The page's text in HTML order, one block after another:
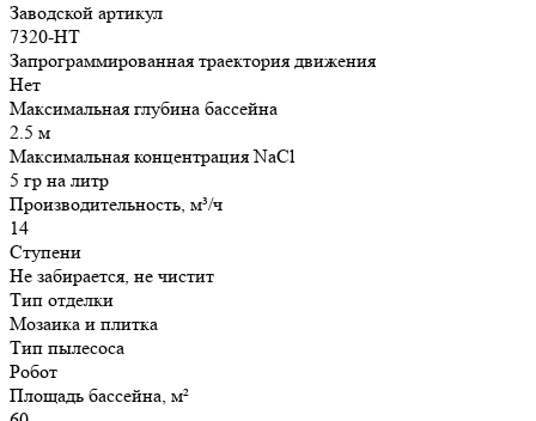
Заводской артикул
7320-HT
Запрограммированная траектория движения
Нет
Максимальная глубина бассейна
2.5 м
Максимальная концентрация NaCl
5 гр на литр
Производительность, м³/ч
14
Ступени
Не забирается, не чистит
Тип отделки
Мозаика и плитка
Тип пылесоса
Робот
Площадь бассейна, м²